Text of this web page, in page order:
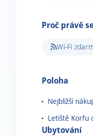
Proč právě
Wi-Fi
Poloha
Nejbližší
Letiště Korfu
Ubytování